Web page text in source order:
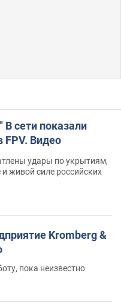
В сети показали
FPV. Видео
удары по укрытиям,
живой силе российских
Kromberg &
пока неизвестно